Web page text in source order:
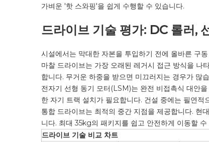
가벼운 '핫 스와핑'을 쉽게 수행할 수 있습니다.
드라이브 기술 평가: DC 롤러,
시설에서는 막대한 자본을 투입하기 전에 올바른 구
마찰 드라이브는 가장 오래된 레거시 접근 방식을 나
합니다. 무거운 하중을 받으면 미끄러지는 경우가 많
전자기 선형 동기 모터(LSM)는 완전 비접촉식 대안
한 자기 트랙 설치가 필요합니다. 건설 중에는 필연
통합 드라이브는 최적의 중간 지점을 제공합니다. 현
니다. 최대 35kg의 패키지를 쉽고 안전하게 이동할
드라이브 기술 비교 차트